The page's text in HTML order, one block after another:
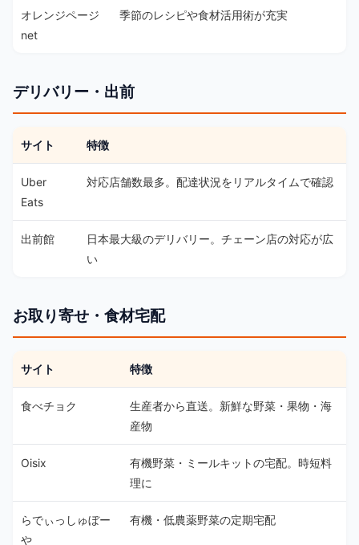
オレンジページ
net
季節のレシピや食材活用術が充実
デリバリー・出前
サイト 特徴
Uber
Eats
対応店舗数最多。配達状況をリアルタイムで確認
出前館
日本最大級のデリバリー。チェーン店の対応が広
い
お取り寄せ・食材宅配
サイト 特徴
食べチョク
生産者から直送。新鮮な野菜・果物・海
産物
Oisix
有機野菜・ミールキットの宅配。時短料
理に
らでぃっしゅぼー
や
有機・低農薬野菜の定期宅配